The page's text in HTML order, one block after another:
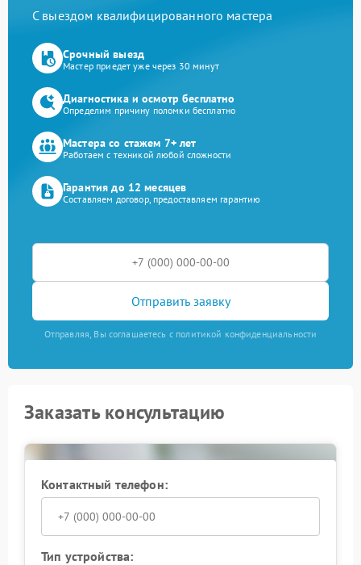
С выездом квалифицированного мастера
Срочный выезд
Мастер приедет уже через 30 минут
Диагностика и осмотр бесплатно
Определим причину поломки бесплатно
Мастера со стажем 7+ лет
Работаем с техникой любой сложности
Гарантия до 12 месяцев
Составляем договор, предоставляем гарантию
Отправить заявку
Отправляя, Вы соглашаетесь с политикой конфиденциальности
Заказать консультацию
Контактный телефон:
Тип устройства: